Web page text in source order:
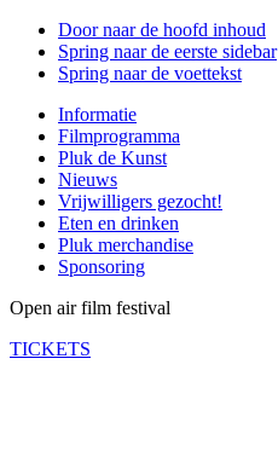
Door naar de hoofd inhoud
Spring naar de eerste sidebar
Spring naar de voettekst
Informatie
Filmprogramma
Pluk de Kunst
Nieuws
Vrijwilligers gezocht!
Eten en drinken
Pluk merchandise
Sponsoring
Open air film festival
TICKETS